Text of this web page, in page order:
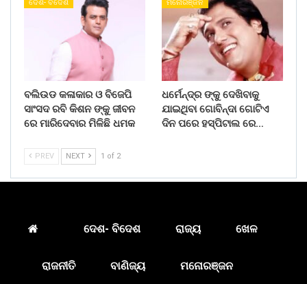
ଦେଶ- ବିଦେଶ
ବଲିଉଡ କଳାକାର ଓ ବିଜେପି
ସାଂସଦ ରବି କିଶନ ଙ୍କୁ ଜୀବନ
ରେ ମାରିଦେବାର ମିଳିଛି ଧମକ
ମନୋରଞ୍ଜନ
ଧର୍ମେନ୍ଦ୍ର ଙ୍କୁ ଦେଖିବାକୁ
ଯାଇଥିବା ଗୋବିନ୍ଦା ଗୋଟିଏ
ଦିନ ପରେ ହସ୍ପିଟାଲ ରେ…
PREV NEXT 1 of 2
ଦେଶ- ବିଦେଶ ରାଜ୍ୟ ଖେଳ
ରାଜନୀତି ବାଣିଜ୍ୟ ମନୋରଞ୍ଜନ